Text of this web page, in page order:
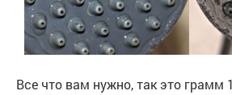
Все что вам нужно, так это грамм